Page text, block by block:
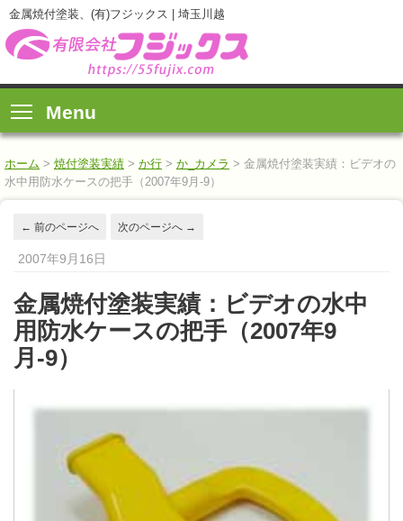
金属焼付塗装、(有)フジックス | 埼玉川越
Menu
ホーム > 焼付塗装実績 > か行 > か_カメラ > 金属焼付塗装実績：ビデオの
水中用防水ケースの把手（2007年9月-9）
← 前のページへ 次のページへ →
2007年9月16日
金属焼付塗装実績：ビデオの水中
用防水ケースの把手（2007年9
月-9）